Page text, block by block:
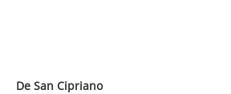
De San Cipriano